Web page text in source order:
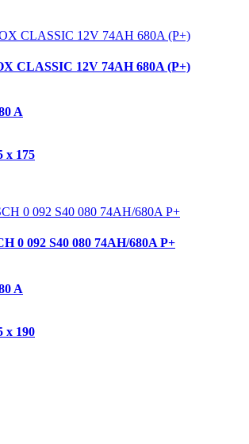
CLASSIC 12V 74AH 680A (P+)
A
x 175
0 092 S40 080 74AH/680A P+
A
x 190